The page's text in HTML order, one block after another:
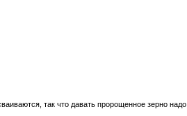
так что давать пророщенное зерно надо.